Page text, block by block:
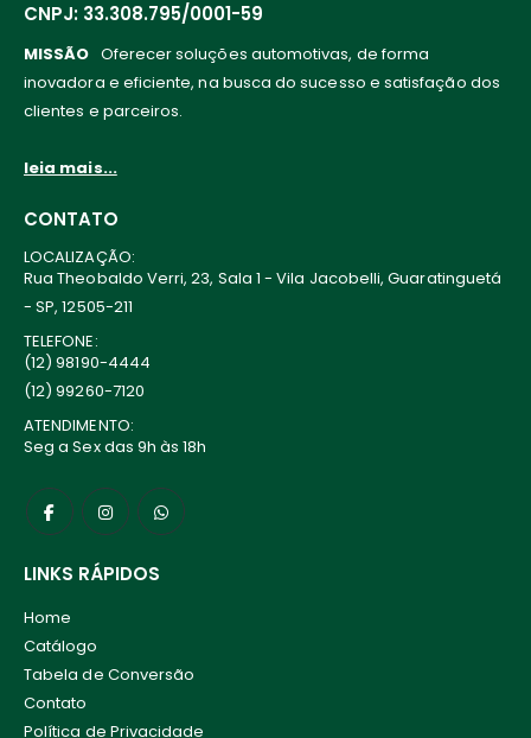
CNPJ: 33.308.795/0001-59
MISSÃO Oferecer soluções automotivas, de forma
inovadora e eficiente, na busca do sucesso e satisfação dos
clientes e parceiros.
leia mais...
CONTATO
LOCALIZAÇÃO:
Rua Theobaldo Verri, 23, Sala 1 - Vila Jacobelli, Guaratinguetá
- SP, 12505-211
TELEFONE:
(12) 98190-4444
(12) 99260-7120
ATENDIMENTO:
Seg a Sex das 9h às 18h
LINKS RÁPIDOS
Home
Catálogo
Tabela de Conversão
Contato
Política de Privacidade